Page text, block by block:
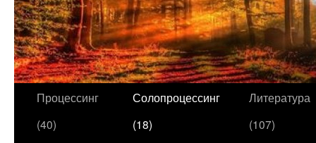
Процессинг
(40)
Солопроцессинг
(18)
Литература
(107)